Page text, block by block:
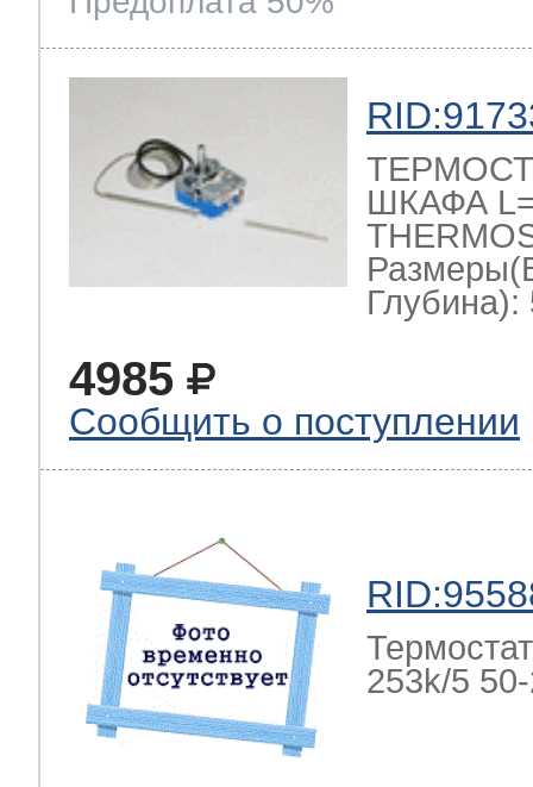
ШКАФА
Глубина):
4985
Сообщить о поступлении
253k/5